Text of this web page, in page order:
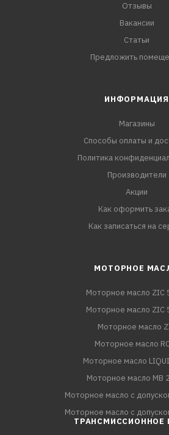
Отзывы
Вакансии
Статьи
Предложить
ИНФОРМАЦИЯ
Магазины
Способы оплаты и
Политика
Производители
Акции
Как оформить
Как записаться на
МОТОРНОЕ
Моторное масло ZIC
Моторное масло ZIC
Моторное масло
Моторное масло
Моторное масло LIQUI
Моторное масло MB
Моторное масло с
Моторное масло с
ТРАНСМИССИОННОЕ